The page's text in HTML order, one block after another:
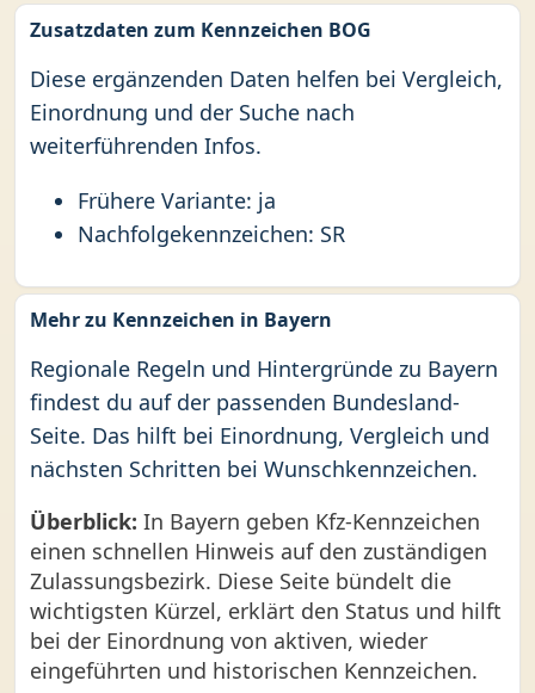
Zusatzdaten zum Kennzeichen BOG
Diese ergänzenden Daten helfen bei Vergleich,
Einordnung und der Suche nach
weiterführenden Infos.
Frühere Variante: ja
Nachfolgekennzeichen: SR
Mehr zu Kennzeichen in Bayern
Regionale Regeln und Hintergründe zu Bayern
findest du auf der passenden Bundesland-
Seite. Das hilft bei Einordnung, Vergleich und
nächsten Schritten bei Wunschkennzeichen.
Überblick: In Bayern geben Kfz-Kennzeichen
einen schnellen Hinweis auf den zuständigen
Zulassungsbezirk. Diese Seite bündelt die
wichtigsten Kürzel, erklärt den Status und hilft
bei der Einordnung von aktiven, wieder
eingeführten und historischen Kennzeichen.